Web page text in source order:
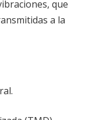
que
a la